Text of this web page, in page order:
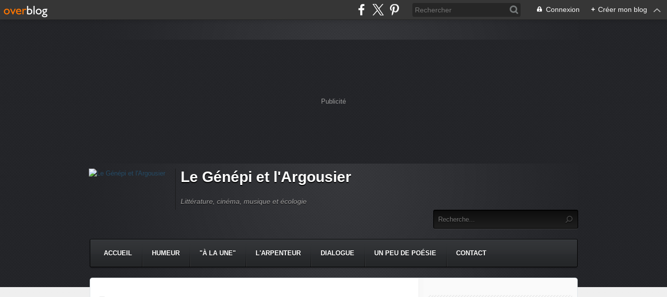
Connexion + Créer mon blog
Publicité
Le Génépi et l'Argousier
Littérature, cinéma, musique et écologie
ACCUEIL HUMEUR "À LA UNE" L'ARPENTEUR DIALOGUE UN PEU DE POÉSIE CONTACT